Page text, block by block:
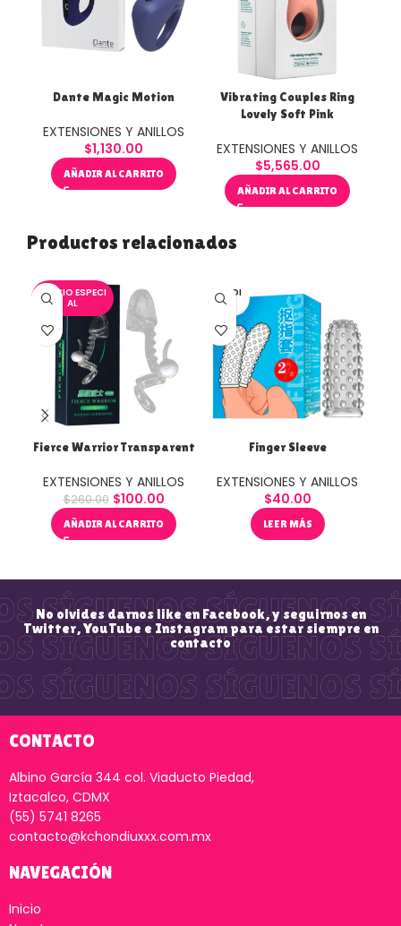
Dante Magic Motion
EXTENSIONES Y ANILLOS
$1,130.00
AÑADIR AL CARRITO
Vibrating Couples Ring
Lovely Soft Pink
EXTENSIONES Y ANILLOS
$5,565.00
AÑADIR AL CARRITO
Productos relacionados
PRECIO ESPECI
AL
Fierce Warrior Transparent
EXTENSIONES Y ANILLOS
$260.00 $100.00
AÑADIR AL CARRITO
VENDI
DO
Finger Sleeve
EXTENSIONES Y ANILLOS
$40.00
LEER MÁS
No olvides darnos like en Facebook, y seguirnos en
Twitter, YouTube e Instagram para estar siempre en
contacto
CONTACTO
Albino García 344 col. Viaducto Piedad,
Iztacalco, CDMX
(55) 5741 8265
contacto@kchondiuxxx.com.mx
NAVEGACIÓN
Inicio